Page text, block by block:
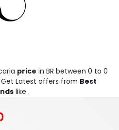
price in BR between 0 to 0
Latest offers from Best
like .